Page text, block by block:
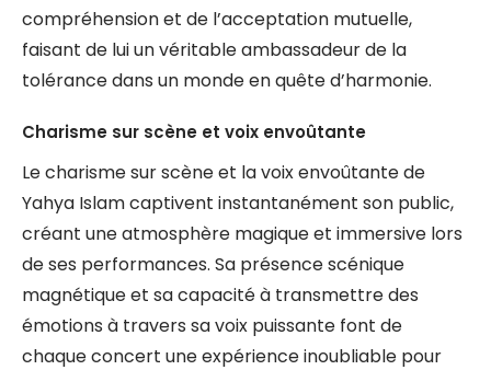
compréhension et de l’acceptation mutuelle,
faisant de lui un véritable ambassadeur de la
tolérance dans un monde en quête d’harmonie.
Charisme sur scène et voix envoûtante
Le charisme sur scène et la voix envoûtante de
Yahya Islam captivent instantanément son public,
créant une atmosphère magique et immersive lors
de ses performances. Sa présence scénique
magnétique et sa capacité à transmettre des
émotions à travers sa voix puissante font de
chaque concert une expérience inoubliable pour